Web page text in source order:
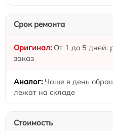
Срок ремонта
От 1 до 5 дней:
заказ
Чаще в день
лежат на складе
Стоимость